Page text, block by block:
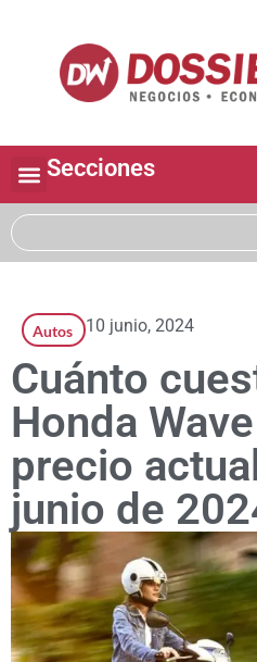
Secciones
Autos 10 junio, 2024
Cuánto
Honda
precio
junio de